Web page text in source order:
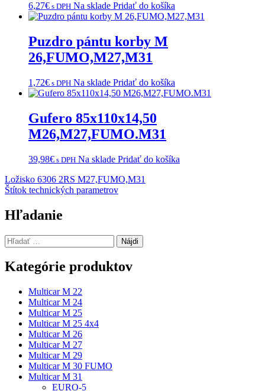
6,27€ s DPH Na sklade Pridať do košíka
Puzdro pántu korby M
26,FUMO,M27,M31
1,72€ s DPH Na sklade Pridať do košíka
Gufero 85x110x14,50
M26,M27,FUMO.M31
39,98€ s DPH Na sklade Pridať do košíka
Navigácia
v
článku
Ložisko 6306 2RS M27,FUMO,M31
Štítok technických parametrov
Hľadanie
Hľadať:
Kategórie produktov
Multicar M 22
Multicar M 24
Multicar M 25
Multicar M 25 4x4
Multicar M 26
Multicar M 27
Multicar M 29
Multicar M 30 FUMO
Multicar M 31
EURO-5